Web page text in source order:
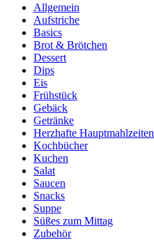
Allgemein
Aufstriche
Basics
Brot & Brötchen
Dessert
Dips
Eis
Frühstück
Gebäck
Getränke
Herzhafte Hauptmahlzeiten
Kochbücher
Kuchen
Salat
Saucen
Snacks
Suppe
Süßes zum Mittag
Zubehör